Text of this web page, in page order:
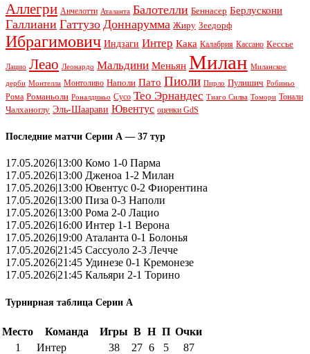
Аллегри Анчелотти Аталанта Балотелли Беннасер Берлускони
Галлиани Гаттузо Доннарумма Жиру Зеедорф
Ибрагимович Индзаги Интер Кака Калабрия Кассано Кессье
Лацио Леао Леонардо Мальдини Меньян Милан Миланское
дерби Монтелла Монтоливо Наполи Пато Пиоли Пирло Пулишич Робиньо
Рома Романьоли Роналдиньо Сусо Тео Эрнандес Тиаго Силва Томори Тонали
Чалханоглу Эль-Шаарави Ювентус оценки GdS
Последние матчи Серии А — 37 тур
17.05.2026|13:00 Комо 1-0 Парма
17.05.2026|13:00 Дженоа 1-2 Милан
17.05.2026|13:00 Ювентус 0-2 Фиорентина
17.05.2026|13:00 Пиза 0-3 Наполи
17.05.2026|13:00 Рома 2-0 Лацио
17.05.2026|16:00 Интер 1-1 Верона
17.05.2026|19:00 Аталанта 0-1 Болонья
17.05.2026|21:45 Сассуоло 2-3 Лечче
17.05.2026|21:45 Удинезе 0-1 Кремонезе
17.05.2026|21:45 Кальяри 2-1 Торино
Турнирная таблица Серии А
Место Команда Игры В Н П Очки
1
Интер 38 27 6 5
87